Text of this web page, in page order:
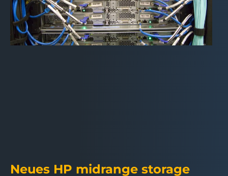
Neues HP midrange storage